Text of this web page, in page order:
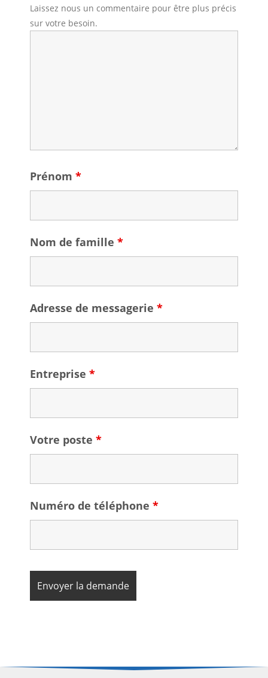
Laissez nous un commentaire pour être plus précis
sur votre besoin.
Prénom *
Nom de famille *
Adresse de messagerie *
Entreprise *
Votre poste *
Numéro de téléphone *